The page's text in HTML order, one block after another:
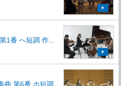
1番 へ短調 作...
曲 第6番 ホ短調...